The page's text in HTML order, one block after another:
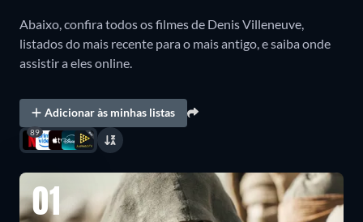
Abaixo, confira todos os filmes de Denis Villeneuve,
listados do mais recente para o mais antigo, e saiba onde
assistir a eles online.
Adicionar às minhas listas
89
01